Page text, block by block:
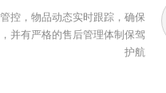
控，物品动态实时跟踪，确保
并有严格的售后管理体制保驾
护航